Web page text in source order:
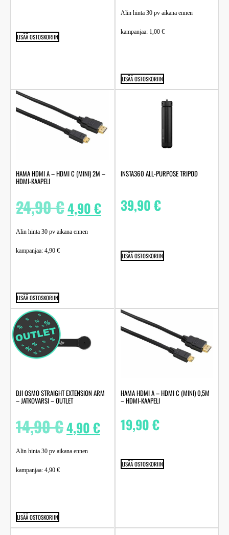
LISÄÄ OSTOSKORIIN
Alin hinta 30 pv aikana ennen
kampanjaa: 1,00 €
LISÄÄ OSTOSKORIIN
HAMA HDMI A – HDMI C (MINI) 2M –
HDMI-KAAPELI
24,90€4,90€
Alin hinta 30 pv aikana ennen
kampanjaa: 4,90 €
LISÄÄ OSTOSKORIIN
INSTA360 ALL-PURPOSE TRIPOD
39,90€
LISÄÄ OSTOSKORIIN
DJI OSMO STRAIGHT EXTENSION ARM
– JATKOVARSI – OUTLET
14,90€4,90€
Alin hinta 30 pv aikana ennen
kampanjaa: 4,90 €
LISÄÄ OSTOSKORIIN
HAMA HDMI A – HDMI C (MINI) 0,5M
– HDMI-KAAPELI
19,90€
LISÄÄ OSTOSKORIIN